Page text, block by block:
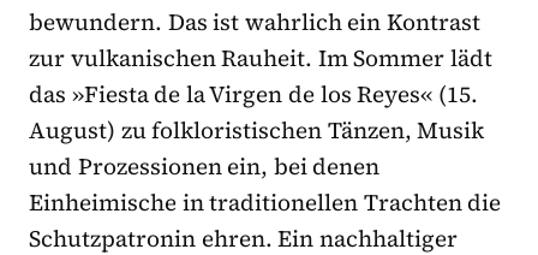
bewundern. Das ist wahrlich ein Kontrast
zur vulkanischen Rauheit. Im Sommer lädt
das »Fiesta de la Virgen de los Reyes« (15.
August) zu folkloristischen Tänzen, Musik
und Prozessionen ein, bei denen
Einheimische in traditionellen Trachten die
Schutzpatronin ehren. Ein nachhaltiger